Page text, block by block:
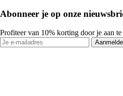
Abonneer je op onze
Profiteer van 10% korting door je aan